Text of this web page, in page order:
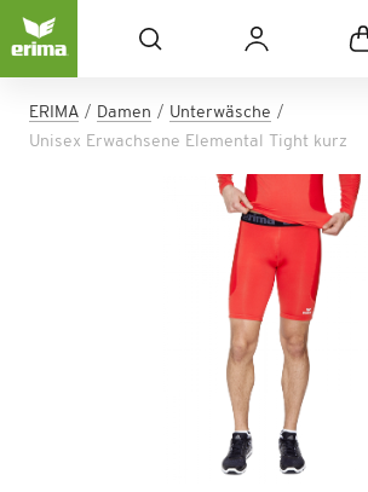
ERIMA Damen
Unterwäsche
Unisex Erwachsene Elemental Tight kurz